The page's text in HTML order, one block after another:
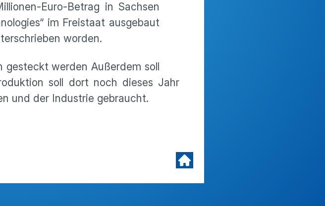
Euro-Betrag in Sachsen
im Freistaat ausgebaut
worden.
gesteckt werden Außerdem soll
soll dort noch dieses Jahr
und der Industrie gebraucht.